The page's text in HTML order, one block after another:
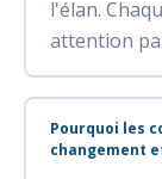
l'élan.
attention
Pourquoi les
changement